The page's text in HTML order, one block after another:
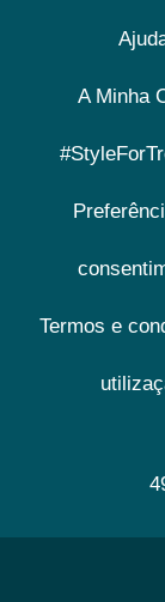
A Minha
Termos e